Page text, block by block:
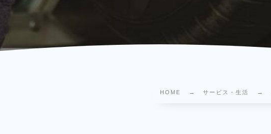
HOME サービス・生活